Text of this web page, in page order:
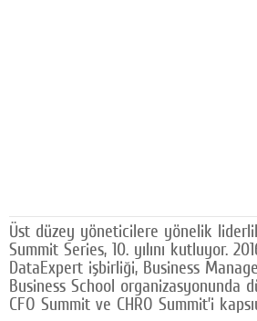
Facebook
Twitter
Google Plus
Üst düzey yöneticilere yönelik
Summit Series, 10. yılını kutluyor.
DataExpert işbirliği, Business
Business School organizasyonunda
CFO Summit ve CHRO Summit’i